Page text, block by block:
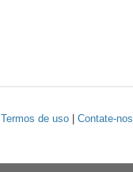
Termos de uso| Contate-nos